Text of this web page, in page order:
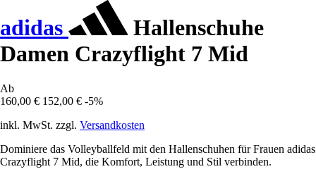
adidas
Hallenschuhe
Damen Crazyflight 7 Mid
Ab
160,00 € 152,00 € -5%
inkl. MwSt. zzgl. Versandkosten
Dominiere das Volleyballfeld mit den Hallenschuhen für Frauen adidas
Crazyflight 7 Mid, die Komfort, Leistung und Stil verbinden.